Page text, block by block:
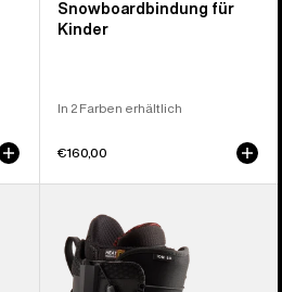
Snowboardbindung für
Kinder
In 2 Farben erhältlich
€160,00
Step
On®